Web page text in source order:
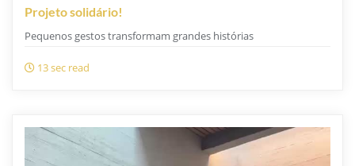
Projeto solidário!
Pequenos gestos transformam grandes histórias
13 sec read